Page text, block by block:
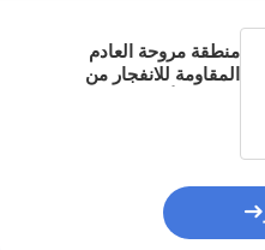
منطقة مروحة العادم
المقاومة للانفجار من